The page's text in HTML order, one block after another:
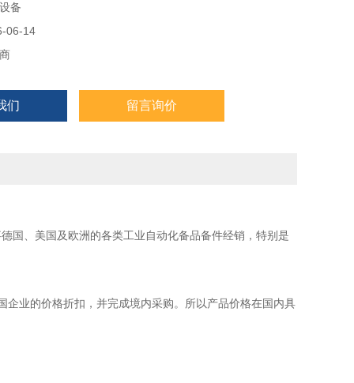
备
06-14
们 留言询价
国、美国及欧洲的各类工业自动化备品备件经销，特别是
的价格折扣，并完成境内采购。所以产品价格在国内具